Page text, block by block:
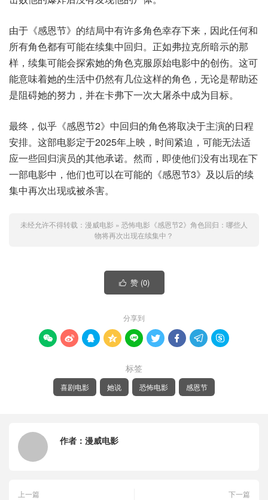
由于《感恩节》的结局中有许多角色幸存下来，因此任何和
所有角色都有可能在续集中回归。正如弗拉克所暗示的那
样，续集可能会探索她的角色克服原始电影中的创伤。这可
能意味着她的生活中仍然有几位这样的角色，无论是帮助还
是阻碍她的努力，并在卡弗下一次大屠杀中成为目标。
最终，似乎《感恩节2》中回归的角色将取决于主演的日程
安排。这部电影定于2025年上映，时间紧迫，可能无法适
应一些回归演员的其他承诺。然而，即使他们没有出现在下
一部电影中，他们也可以在可能的《感恩节3》及以后的续
集中再次出现或被杀害。
未经允许不得转载： 漫威电影 » 恐怖电影《感恩节2》角色回归：哪些人
物将再次出现在续集中？
 赞 (0)
分享到
        
标签
喜剧电影 她说 恐怖电影 感恩节
作者： 漫威电影
上一篇 下一篇